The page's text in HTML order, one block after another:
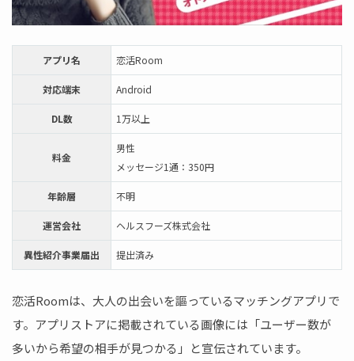
アプリ名 恋活Room
対応端末 Android
DL数 1万以上
料金
男性
メッセージ1通：350円
年齢層 不明
運営会社 ヘルスフーズ株式会社
異性紹介事業届出 提出済み
恋活Roomは、大人の出会いを謳っているマッチングアプリで
す。アプリストアに掲載されている画像には「ユーザー数が
多いから希望の相手が見つかる」と宣伝されています。